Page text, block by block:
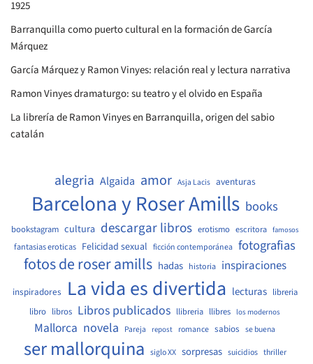
1925
Barranquilla como puerto cultural en la formación de García
Márquez
García Márquez y Ramon Vinyes: relación real y lectura narrativa
Ramon Vinyes dramaturgo: su teatro y el olvido en España
La librería de Ramon Vinyes en Barranquilla, origen del sabio
catalán
alegria Algaida amor Asja Lacis aventuras
Barcelona y Roser Amills books
bookstagram cultura descargar libros erotismo escritora famosos
fantasias eroticas Felicidad sexual ficción contemporánea fotografias
fotos de roser amills hadas historia inspiraciones
inspiradores La vida es divertida lecturas libreria
libro libros Libros publicados llibreria llibres los modernos
Mallorca novela Pareja repost romance sabios se buena
ser mallorquina siglo XX sorpresas suicidios thriller